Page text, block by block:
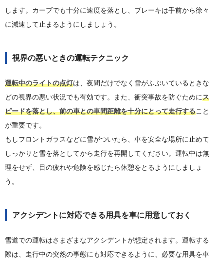
します。カーブでも十分に速度を落とし、ブレーキは手前から徐々
に減速して止まるようにしましょう。
視界の悪いときの運転テクニック
運転中のライトの点灯は、夜間だけでなく雪がふぶいているときな
どの視界の悪い状況でも有効です。また、衝突事故を防ぐためにス
ピードを落とし、前の車との車間距離を十分にとって走行すること
が重要です。
もしフロントガラスなどに雪がついたら、車を安全な場所に止めて
しっかりと雪を落としてから走行を再開してください。運転中は無
理をせず、目の疲れや危険を感じたら休憩をとるようにしましょ
う。
アクシデントに対応できる用具を車に用意しておく
雪道での運転はさまざまなアクシデントが想定されます。運転する
際は、走行中の突然の事態にも対応できるように、必要な用具を車